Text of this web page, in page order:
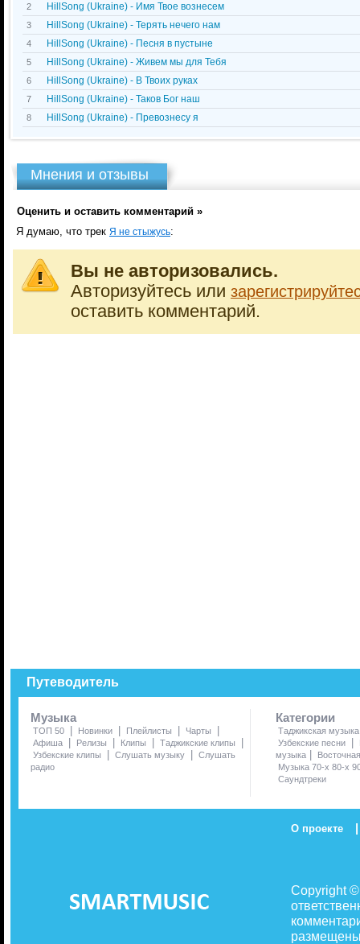
2 HillSong (Ukraine) - Имя Твое вознесем
3 HillSong (Ukraine) - Терять нечего нам
4 HillSong (Ukraine) - Песня в пустыне
5 HillSong (Ukraine) - Живем мы для Тебя
6 HillSong (Ukraine) - В Твоих руках
7 HillSong (Ukraine) - Таков Бог наш
8 HillSong (Ukraine) - Превознесу я
Мнения и отзывы
Оценить и оставить комментарий »
Я думаю, что трек Я не стыжусь:
Вы не авторизовались.
Авторизуйтесь или
оставить комментарий.
Путеводитель
Музыка
ТОП 50 | Новинки | Плейлисты | Чарты |
Афиша | Релизы | Клипы | Таджикские клипы |
Узбекские клипы | Слушать музыку | Слушать
радио
Категории
Таджикская музыка
Узбекские песни
|
музыка |
Музыка 70-х 80-х
Саундтреки
О проекте |
Copyright
размещены